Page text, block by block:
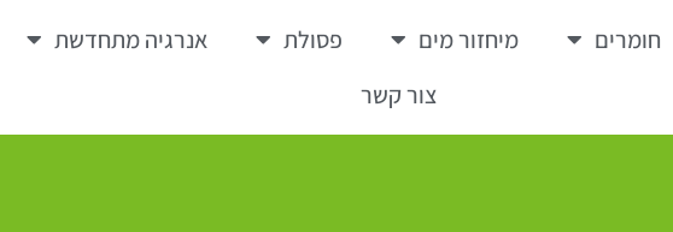
חומרים מיחזור מים פסולת אנרגיה מתחדשת
צור קשר